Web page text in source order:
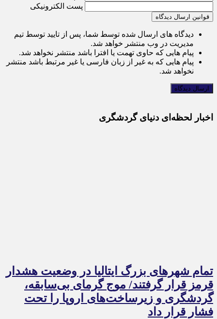
پست الکترونیکی
قوانین ارسال دیدگاه
دیدگاه های ارسال شده توسط شما، پس از تایید توسط تیم
مدیریت در وب منتشر خواهد شد.
پیام هایی که حاوی تهمت یا افترا باشد منتشر نخواهد شد.
پیام هایی که به غیر از زبان فارسی یا غیر مرتبط باشد منتشر
نخواهد شد.
اخبار لحظه‌ای دنیای گردشگری
تمام شهرهای بزرگ ایتالیا در وضعیت هشدار
قرمز قرار گرفتند/ موج گرمای بی‌سابقه،
گردشگری و زیرساخت‌های اروپا را تحت
فشار قرار داد